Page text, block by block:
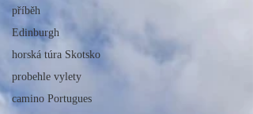
příběh
Edinburgh
horská túra Skotsko
probehle vylety
camino Portugues